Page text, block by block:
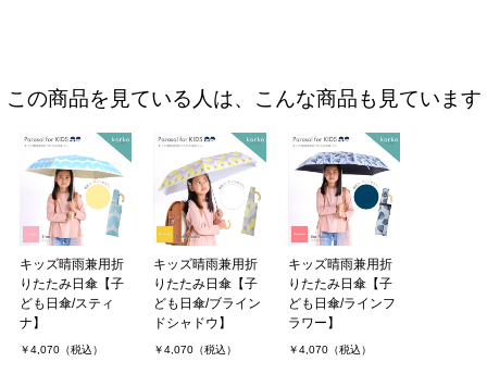
この商品を見ている人は、こんな商品も見ています
キッズ晴雨兼用折
りたたみ日傘【子
ども日傘/スティ
ナ】
￥4,070（税込）
キッズ晴雨兼用折
りたたみ日傘【子
ども日傘/ブライン
ドシャドウ】
￥4,070（税込）
キッズ晴雨兼用折
りたたみ日傘【子
ども日傘/ラインフ
ラワー】
￥4,070（税込）